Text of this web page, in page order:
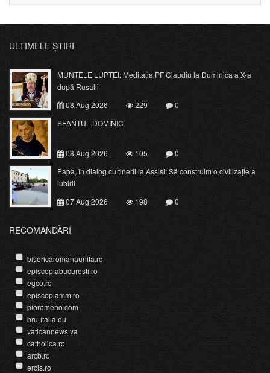
ULTIMELE ȘTIRI
MUNTELE LUPTEI: Meditația PF Claudiu la Duminica a X-a
după Rusalii
08 Aug 2026
229
0
SFÂNTUL DOMINIC
08 Aug 2026 105
0
Papa, în dialog cu tinerii la Assisi: Să construim o civilizație a
iubirii
07 Aug 2026
198 0
RECOMANDĂRI
bisericaromanaunita.ro
episcopiabucuresti.ro
egco.ro
episcopiamm.ro
pioromeno.com
bru-italia.eu
vaticannews.va
catholica.ro
arcb.ro
ercis.ro